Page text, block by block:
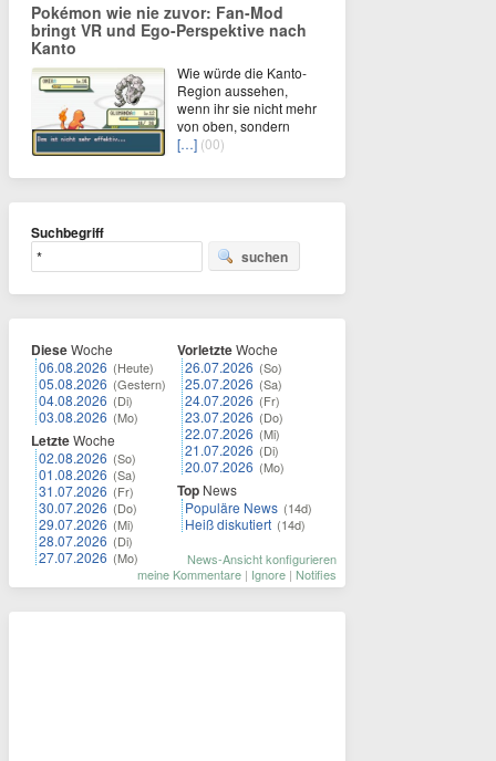
Pokémon wie nie zuvor: Fan-Mod
bringt VR und Ego-Perspektive nach
Kanto
Wie würde die Kanto-
Region aussehen,
wenn ihr sie nicht mehr
von oben, sondern
[…] (00)
Suchbegriff
suchen
DieseWoche
06.08.2026 (Heute)
05.08.2026 (Gestern)
04.08.2026 (Di)
03.08.2026 (Mo)
LetzteWoche
02.08.2026 (So)
01.08.2026 (Sa)
31.07.2026 (Fr)
30.07.2026 (Do)
29.07.2026 (Mi)
28.07.2026 (Di)
27.07.2026 (Mo)
VorletzteWoche
26.07.2026 (So)
25.07.2026 (Sa)
24.07.2026 (Fr)
23.07.2026 (Do)
22.07.2026 (Mi)
21.07.2026 (Di)
20.07.2026 (Mo)
Top News
Populäre News (14d)
Heiß diskutiert (14d)
News-Ansicht konfigurieren
meine Kommentare | Ignore | Notifies